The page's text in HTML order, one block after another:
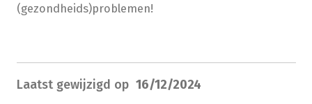
(gezondheids)problemen!
Laatst gewijzigd op 16/12/2024